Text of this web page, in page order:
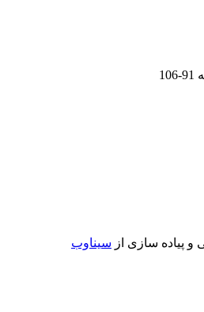
91-106
و پیاده سازی از سیناوب